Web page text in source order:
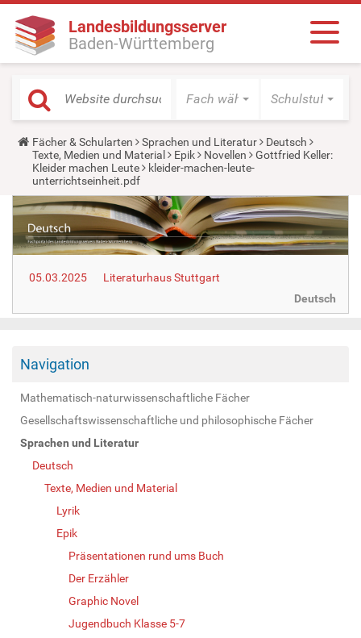
Landesbildungsserver
Baden-Württemberg
Fach wählen Schulstufe
Y
o
u
a
r
e
h
e
r
e
Fächer & Schularten Sprachen und Literatur
Deutsch
Texte, Medien und Material
Epik Novellen
Gottfried Keller:
Kleider machen Leute
kleider-machen-leute-
unterrichtseinheit.pdf
05.03.2025
Literaturhaus Stuttgart
Deutsch
Navigation
Mathematisch-naturwissenschaftliche Fächer
Gesellschaftswissenschaftliche und philosophische Fächer
Sprachen und Literatur
Deutsch
Texte, Medien und Material
Lyrik
Epik
Präsentationen rund ums Buch
Der Erzähler
Graphic Novel
Jugendbuch Klasse 5-7